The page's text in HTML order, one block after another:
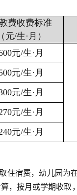
费收费标准
（元/生·月）
元/生·月
元/生·月
元/生·月
元/生·月
元/生·月
宿费，幼儿园为
，按月或学期收取